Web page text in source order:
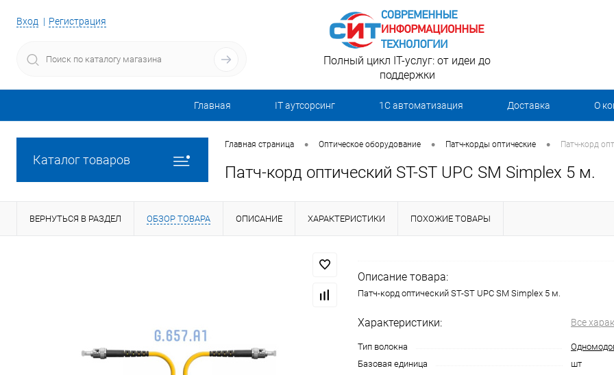
Вход Регистрация
Полный цикл IT-услуг: от идеи до
поддержки
Главная IT аутсорсинг 1С автоматизация Доставка О
Каталог товаров
Главная страница • Оптическое оборудование • Патч-корды оптические • Патч-корд
Патч-корд оптический ST-ST UPС SM Simplex 5 м.
ВЕРНУТЬСЯ В РАЗДЕЛ ОБЗОР ТОВАРА ОПИСАНИЕ ХАРАКТЕРИСТИКИ ПОХОЖИЕ ТОВАРЫ
Описание товара:
Патч-корд оптический ST-ST UPС SM Simplex 5 м.
Характеристики: Все
Тип волокна
Базовая единица
шт